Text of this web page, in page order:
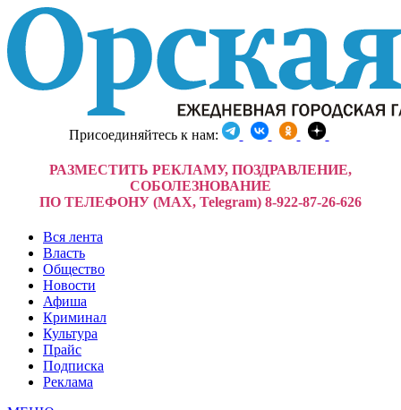
Присоединяйтесь к нам:
РАЗМЕСТИТЬ РЕКЛАМУ, ПОЗДРАВЛЕНИЕ,
СОБОЛЕЗНОВАНИЕ
ПО ТЕЛЕФОНУ (MAX, Telegram) 8-922-87-26-626
Вся лента
Власть
Общество
Новости
Афиша
Криминал
Культура
Прайс
Подписка
Реклама